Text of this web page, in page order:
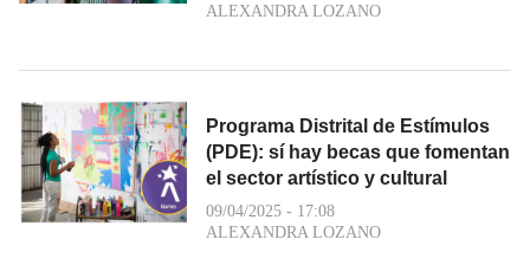
ALEXANDRA LOZANO
Programa Distrital de Estímulos
(PDE): sí hay becas que fomentan
el sector artístico y cultural
09/04/2025 - 17:08
ALEXANDRA LOZANO